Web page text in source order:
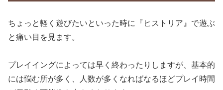
ちょっと軽く遊びたいといった時に『ヒストリア』で遊ぶ
と痛い目を見ます。
プレイイングによっては早く終わったりしますが、基本的
には悩む所が多く、人数が多くなればなるほどプレイ時間